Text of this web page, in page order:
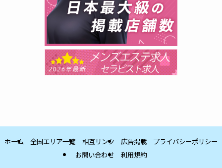
ホーム 全国エリア一覧 相互リンク 広告掲載
プライバシーポリシー
お問い合わせ
利用規約